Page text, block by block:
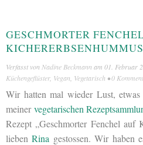
GESCHMORTER
KICHERERBSENHUMMUS
Verfasst von Nadine Beckmann am 01. Februar
Küchengeflüster, Vegan Vegetarisch •0
Wir hatten mal wieder Lust,
meinervegetarischen
Rezept „Geschmorter Fenchel auf
liebenRina gestossen. Wir haben